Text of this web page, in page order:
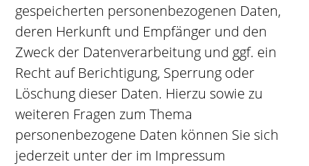
gespeicherten personenbezogenen Daten,
deren Herkunft und Empfänger und den
Zweck der Datenverarbeitung und ggf. ein
Recht auf Berichtigung, Sperrung oder
Löschung dieser Daten. Hierzu sowie zu
weiteren Fragen zum Thema
personenbezogene Daten können Sie sich
jederzeit unter der im Impressum